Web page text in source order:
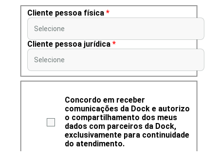
Cliente pessoa física *
Selecione
Cliente pessoa jurídica *
Selecione
Concordo em receber
comunicações da Dock e autorizo
o compartilhamento dos meus
dados com parceiros da Dock,
exclusivamente para continuidade
do atendimento.